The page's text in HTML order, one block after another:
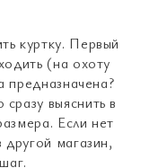
куртку. Первый
(на охоту
предназначена?
выяснить в
Если нет
магазин,